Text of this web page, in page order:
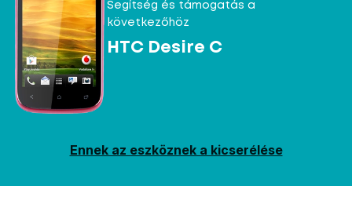
Segítség és támogatás a
következőhöz
HTC Desire C
Ennek az eszköznek a kicserélése